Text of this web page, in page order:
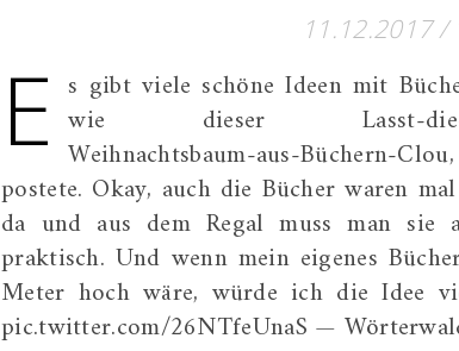
11.12.2017 /
E s gibt viele schöne Ideen mit
wie dieser Lasst-die-
Weihnachtsbaum-aus-
postete. Okay, auch die Bücher waren
da und aus dem Regal muss man sie
praktisch. Und wenn mein eigenes
Meter hoch wäre, würde ich die Idee
pic.twitter.com/26NTfeUnaS —